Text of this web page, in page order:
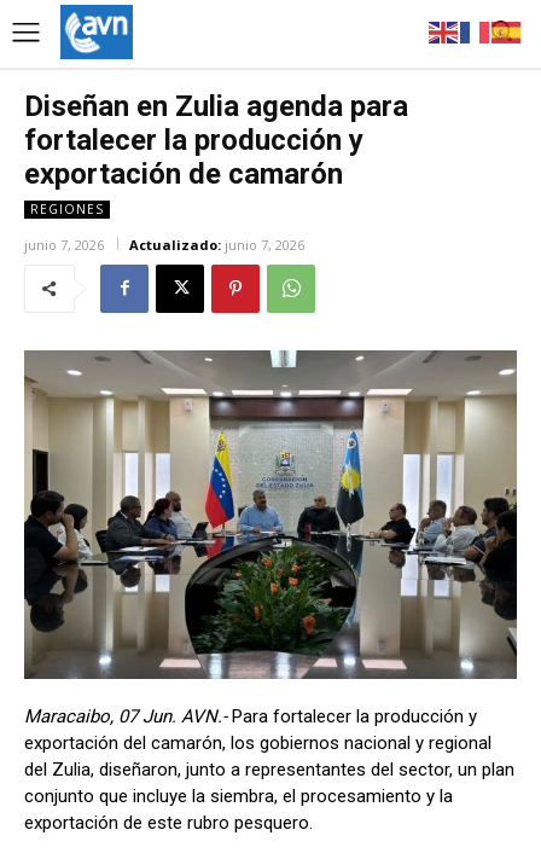
Diseñan en Zulia agenda para
fortalecer la producción y
exportación de camarón
REGIONES
junio 7, 2026 Actualizado: junio 7, 2026
Maracaibo, 07 Jun. AVN.-Para fortalecer la producción y
exportación del camarón, los gobiernos nacional y regional
del Zulia, diseñaron, junto a representantes del sector, un plan
conjunto que incluye la siembra, el procesamiento y la
exportación de este rubro pesquero.